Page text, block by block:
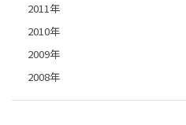
2011年
2010年
2009年
2008年